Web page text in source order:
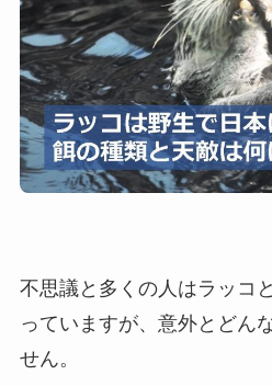
不思議と多くの人はラッコ
っていますが、意外とどん
せん。